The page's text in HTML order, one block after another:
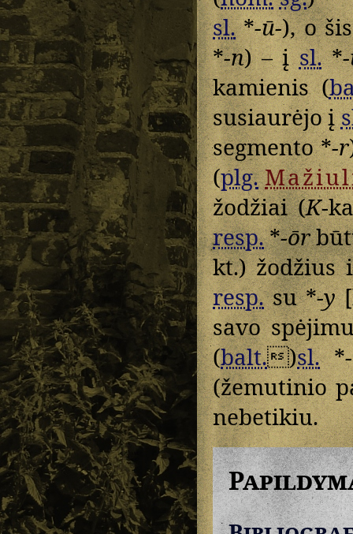
sl.*-ū-), o
*-n) – įsl.*
kamienis (
susiaurėjo į
segmento *-r
(plg.
žodžiai (K-
resp.*-ōr
kt.) žodžius
resp.su *-y
savo
(balt. )sl.*
(žemutinio
nebetikiu.